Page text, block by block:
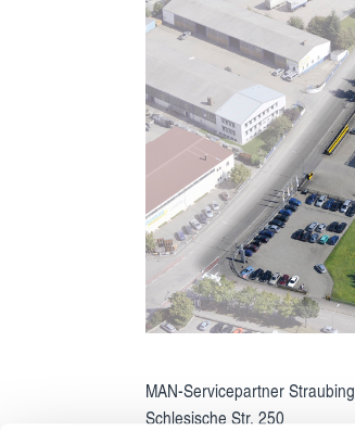
MAN-Servicepartner Straubing
Schlesische Str. 250